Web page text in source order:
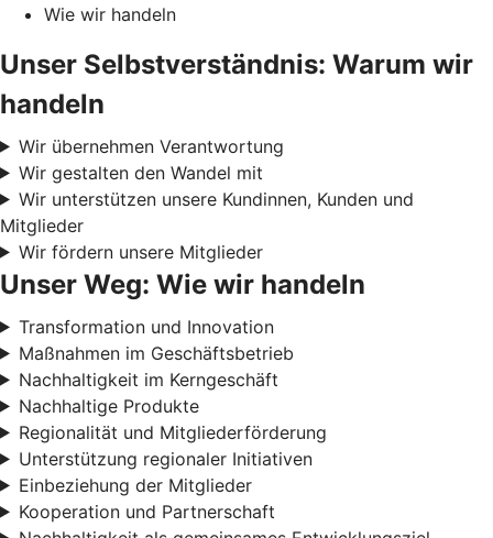
Wie wir handeln
Unser Selbstverständnis: Warum wir
handeln
Wir übernehmen Verantwortung
Wir gestalten den Wandel mit
Wir unterstützen unsere Kundinnen, Kunden und
Mitglieder
Wir fördern unsere Mitglieder
Unser Weg: Wie wir handeln
Transformation und Innovation
Maßnahmen im Geschäftsbetrieb
Nachhaltigkeit im Kerngeschäft
Nachhaltige Produkte
Regionalität und Mitgliederförderung
Unterstützung regionaler Initiativen
Einbeziehung der Mitglieder
Kooperation und Partnerschaft